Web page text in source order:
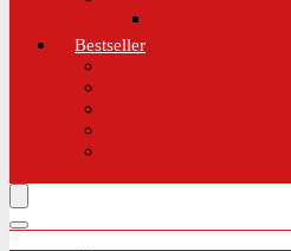
Bestseller